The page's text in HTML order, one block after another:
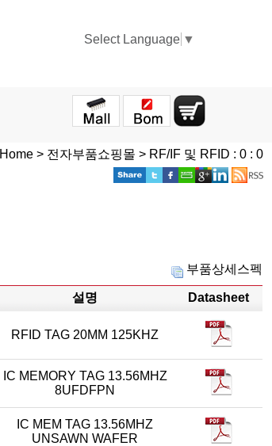
Select Language ▼
Home > 전자부품쇼핑몰 > RF/IF 및 RFID : 0 : 0
부품상세스펙
설명 Datasheet
RFID TAG 20MM 125KHZ
IC MEMORY TAG 13.56MHZ
8UFDFPN
IC MEM TAG 13.56MHZ
UNSAWN WAFER